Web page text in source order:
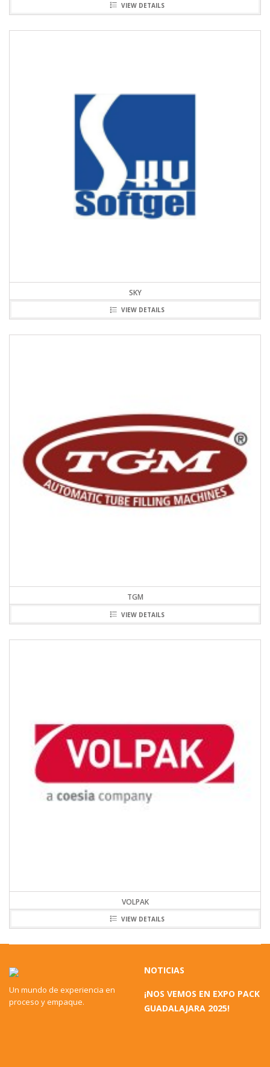
VIEW DETAILS
SKY
VIEW DETAILS
TGM
VIEW DETAILS
VOLPAK
VIEW DETAILS
Un mundo de experiencia en
proceso y empaque.
NOTICIAS
¡NOS VEMOS EN EXPO PACK
GUADALAJARA 2025!